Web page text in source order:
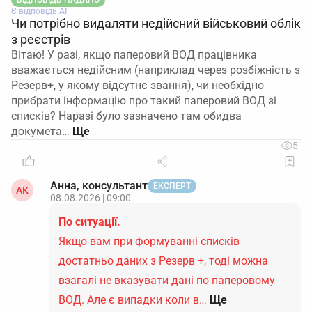
Є відповідь АІ
Чи потрібно видаляти недійсний військовий облік
з реєстрів
Вітаю! У разі, якщо паперовий ВОД працівника
вважається недійсним (наприклад через розбіжність з
Резерв+, у якому відсутнє звання), чи необхідно
прибрати інформацію про такий паперовий ВОД зі
списків? Наразі було зазначено там обидва
докумета…
5
АК Анна, консультант ЕКСПЕРТ
08.08.2026 | 09:00
По ситуації.
Якщо вам при формуванні списків
достатньо даних з Резерв +, тоді можна
взагалі не вказувати дані по паперовому
ВОД. Але є випадки коли в… Ще